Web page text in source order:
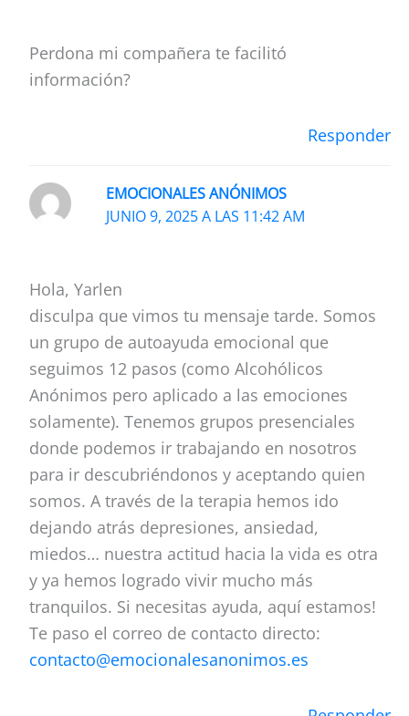
Perdona mi compañera te facilitó
información?
Responder
EMOCIONALES ANÓNIMOS
JUNIO 9, 2025 A LAS 11:42 AM
Hola, Yarlen
disculpa que vimos tu mensaje tarde. Somos
un grupo de autoayuda emocional que
seguimos 12 pasos (como Alcohólicos
Anónimos pero aplicado a las emociones
solamente). Tenemos grupos presenciales
donde podemos ir trabajando en nosotros
para ir descubriéndonos y aceptando quien
somos. A través de la terapia hemos ido
dejando atrás depresiones, ansiedad,
miedos… nuestra actitud hacia la vida es otra
y ya hemos logrado vivir mucho más
tranquilos. Si necesitas ayuda, aquí estamos!
Te paso el correo de contacto directo:
contacto@emocionalesanonimos.es